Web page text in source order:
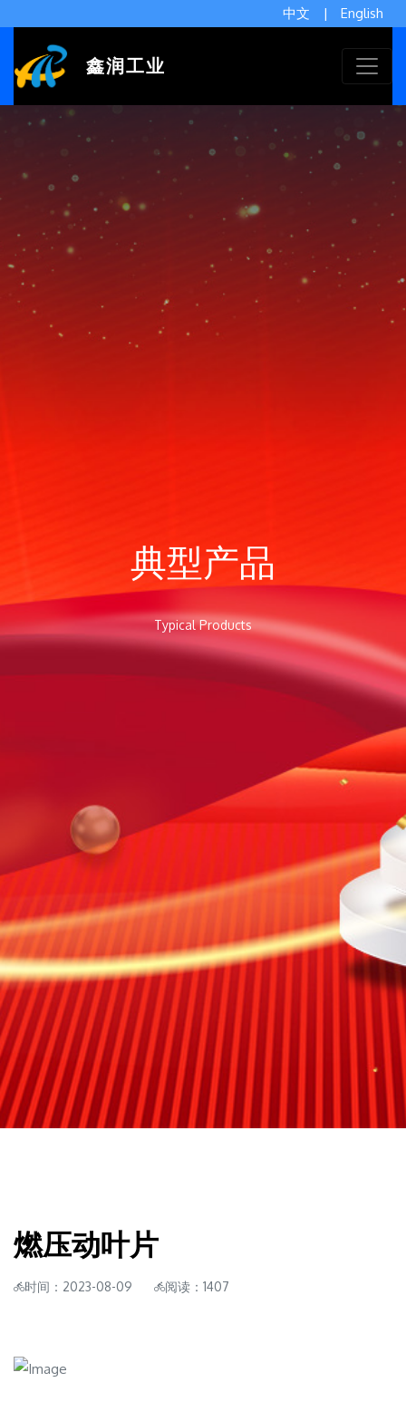
中文 | English
鑫润工业
典型产品
Typical Products
燃压动叶片
时间：2023-08-09 阅读：1407